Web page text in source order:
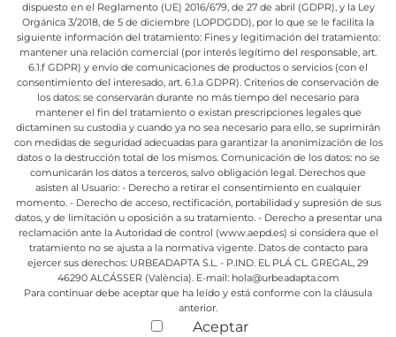
dispuesto en el Reglamento (UE) 2016/679, de 27 de abril (GDPR), y la Ley
Orgánica 3/2018, de 5 de diciembre (LOPDGDD), por lo que se le facilita la
siguiente información del tratamiento:Fines y legitimación del tratamiento:
mantener una relación comercial (por interés legítimo del responsable, art.
6.1.f GDPR) y envío de comunicaciones de productos o servicios (con el
consentimiento del interesado, art. 6.1.a GDPR). Criterios de conservación de
los datos: se conservarán durante no más tiempo del necesario para
mantener el fin del tratamiento o existan prescripciones legales que
dictaminen su custodia y cuando ya no sea necesario para ello, se suprimirán
con medidas de seguridad adecuadas para garantizar la anonimización de los
datos o la destrucción total de los mismos.Comunicación de los datos: no se
comunicarán los datos a terceros, salvo obligación legal. Derechos que
asisten al Usuario: - Derecho a retirar el consentimiento en cualquier
momento.- Derecho de acceso, rectificación, portabilidad y supresión de sus
datos, y de limitación u oposición a su tratamiento.- Derecho a presentar una
reclamación ante la Autoridad de control (www.aepd.es) si considera que el
tratamiento no se ajusta a la normativa vigente.Datos de contacto para
ejercer sus derechos: URBEADAPTA S.L. - P.IND. EL PLÁ CL. GREGAL, 29
46290 ALCÁSSER (València). E-mail: hola@urbeadapta.com
Para continuar debe aceptar que ha leído y está conforme con la cláusula
anterior.
Aceptar